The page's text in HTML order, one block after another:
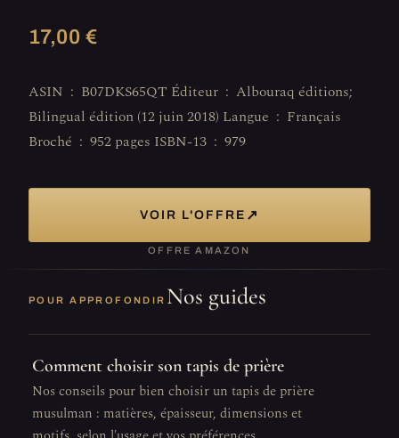
17,00 €
ASIN ‏ : ‎ B07DKS65QT Éditeur ‏ : ‎ Albouraq éditions;
Bilingual édition (12 juin 2018) Langue ‏ : ‎ Français
Broché ‏ : ‎ 952 pages ISBN-13 ‏ : ‎ 979
VOIR L'OFFRE ↗
OFFRE AMAZON
POUR APPROFONDIR Nos guides
Comment choisir son tapis de prière
Nos conseils pour bien choisir un tapis de prière
musulman : matières, épaisseur, dimensions et